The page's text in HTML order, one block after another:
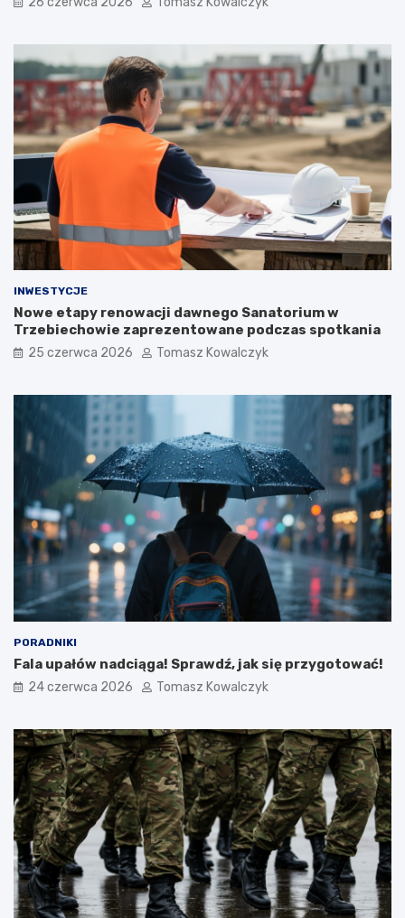
INWESTYCJE
Nowe etapy renowacji dawnego Sanatorium w
Trzebiechowie zaprezentowane podczas spotkania
25 czerwca 2026 Tomasz Kowalczyk
PORADNIKI
Fala upałów nadciąga! Sprawdź, jak się przygotować!
24 czerwca 2026 Tomasz Kowalczyk